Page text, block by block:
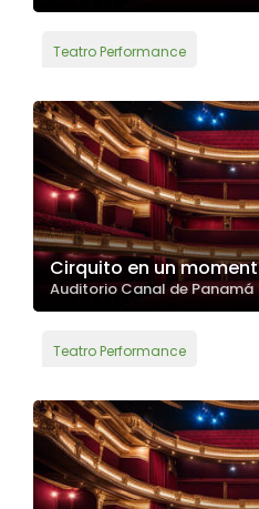
Teatro Performance
Cirquito en un
Auditorio Canal de
Teatro Performance